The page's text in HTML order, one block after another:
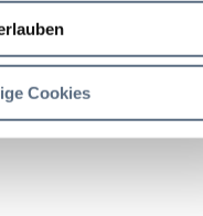
Cookies